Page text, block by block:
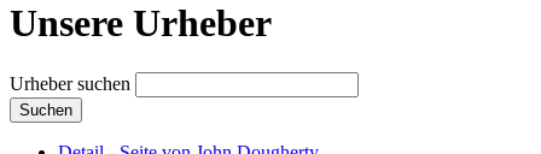
Unsere Urheber
Urheber suchen
Suchen